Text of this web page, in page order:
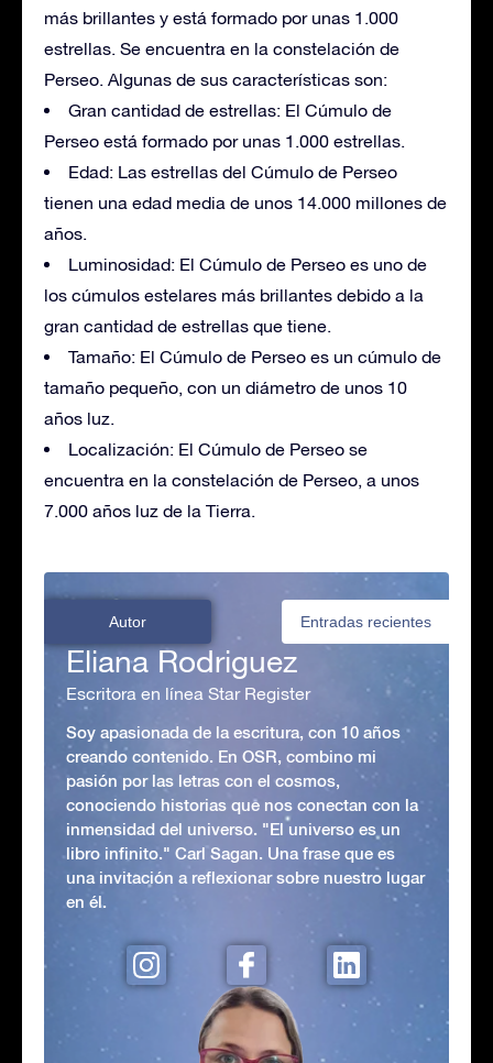
más brillantes y está formado por unas 1.000
estrellas. Se encuentra en la constelación de
Perseo. Algunas de sus características son:
Gran cantidad de estrellas: El Cúmulo de
Perseo está formado por unas 1.000 estrellas.
Edad: Las estrellas del Cúmulo de Perseo
tienen una edad media de unos 14.000 millones de
años.
Luminosidad: El Cúmulo de Perseo es uno de
los cúmulos estelares más brillantes debido a la
gran cantidad de estrellas que tiene.
Tamaño: El Cúmulo de Perseo es un cúmulo de
tamaño pequeño, con un diámetro de unos 10
años luz.
Localización: El Cúmulo de Perseo se
encuentra en la constelación de Perseo, a unos
7.000 años luz de la Tierra.
Autor Entradas recientes
Eliana Rodriguez
Escritora en línea Star Register
Soy apasionada de la escritura, con 10 años
creando contenido. En OSR, combino mi
pasión por las letras con el cosmos,
conociendo historias que nos conectan con la
inmensidad del universo. "El universo es un
libro infinito." Carl Sagan. Una frase que es
una invitación a reflexionar sobre nuestro lugar
en él.